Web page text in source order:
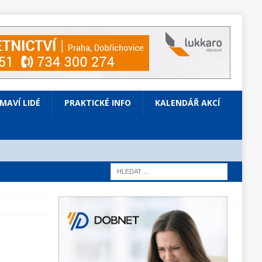
LIDÉ PRAKTICKÉ INFO KALENDÁŘ AKCÍ